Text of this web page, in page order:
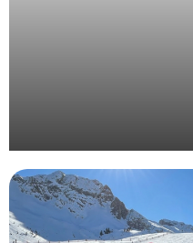
Organisation d’une